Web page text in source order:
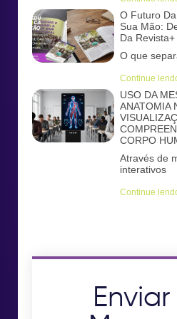
O Futuro
Sua Mão:
Da
O que
Continue
USO DA
ANATOMIA
CORPO
Através de
interativos
Continue